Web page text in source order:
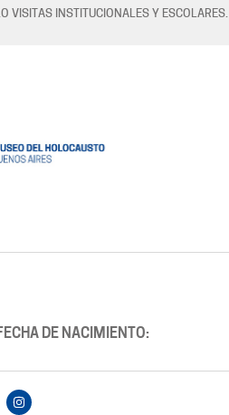
VISITAS INSTITUCIONALES Y ESCOLARES.
DE NACIMIENTO: